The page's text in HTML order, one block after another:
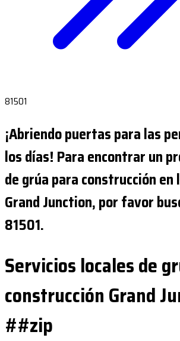
81501
¡Abriendo puertas para las
los días! Para encontrar un
de grúa para construcción en
Grand Junction, por favor
81501.
Servicios locales de
construcción Grand
##zip